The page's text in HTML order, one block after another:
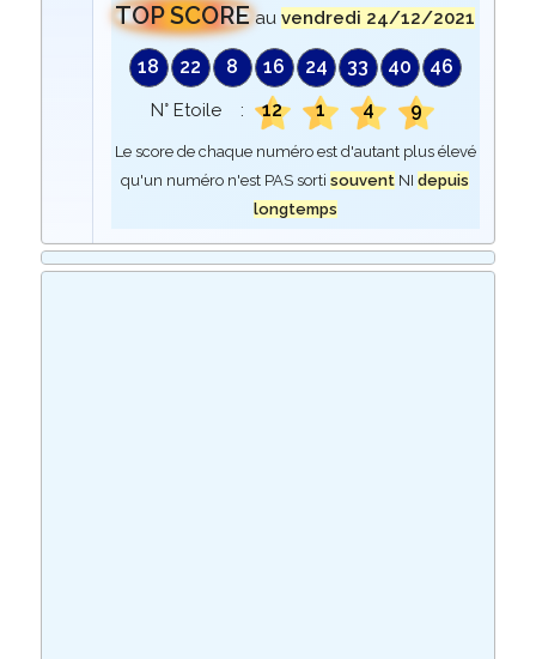
TOP SCORE auvendredi 24/12/2021
18 22 8 16 24 33 40 46
N° Etoile : 12 1 4 9
Le score de chaque numéro est d'autant plus élevé
qu'un numéro n'est PAS sortisouvent NIdepuis
longtemps